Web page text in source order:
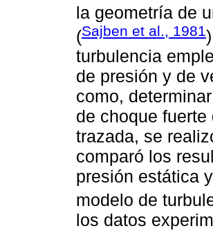
la geometría de
(Sajben et al., 1981
turbulencia
de presión y de
como,
de choque
trazada, se
comparó los
presión estática
modelo de
los datos